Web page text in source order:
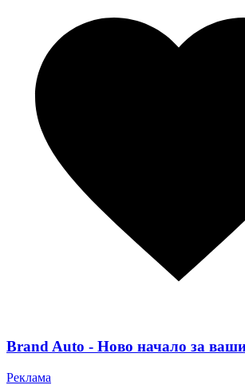
Brand Auto - Ново начало за
Реклама